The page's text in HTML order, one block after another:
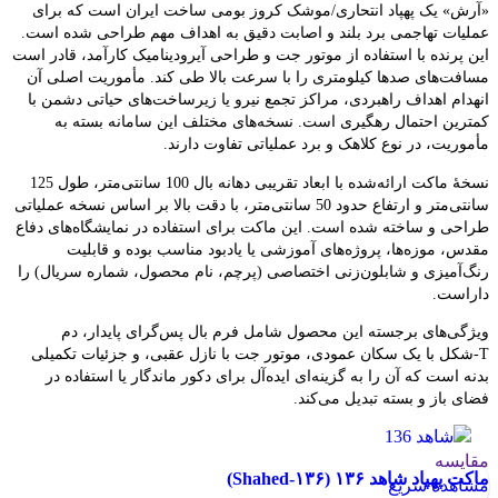
«آرش» یک پهپاد انتحاری/موشک کروز بومی ساخت ایران است که برای
عملیات تهاجمی برد بلند و اصابت دقیق به اهداف مهم طراحی شده است.
این پرنده با استفاده از موتور جت و طراحی آیرودینامیک کارآمد، قادر است
مسافت‌های صدها کیلومتری را با سرعت بالا طی کند. مأموریت اصلی آن
انهدام اهداف راهبردی، مراکز تجمع نیرو یا زیرساخت‌های حیاتی دشمن با
کمترین احتمال رهگیری است. نسخه‌های مختلف این سامانه بسته به
مأموریت، در نوع کلاهک و برد عملیاتی تفاوت دارند.
نسخهٔ ماکت ارائه‌شده با ابعاد تقریبی دهانه بال 100 سانتی‌متر، طول 125
سانتی‌متر و ارتفاع حدود 50 سانتی‌متر، با دقت بالا بر اساس نسخه عملیاتی
طراحی و ساخته شده است. این ماکت برای استفاده در نمایشگاه‌های دفاع
مقدس، موزه‌ها، پروژه‌های آموزشی یا یادبود مناسب بوده و قابلیت
رنگ‌آمیزی و شابلون‌زنی اختصاصی (پرچم، نام محصول، شماره سریال) را
داراست.
ویژگی‌های برجسته این محصول شامل فرم بال پس‌گرای پایدار، دم
T‑شکل با یک سکان عمودی، موتور جت با نازل عقبی، و جزئیات تکمیلی
بدنه است که آن را به گزینه‌ای ایده‌آل برای دکور ماندگار یا استفاده در
فضای باز و بسته تبدیل می‌کند.
مقایسه
مشاهده سریع
ماکت پهپاد شاهد ۱۳۶ (Shahed‑۱۳۶)